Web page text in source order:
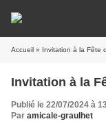
Accueil » Invitation à la Fête
Invitation à la
Publié le 22/07/2024 à
Par amicale-graulhet